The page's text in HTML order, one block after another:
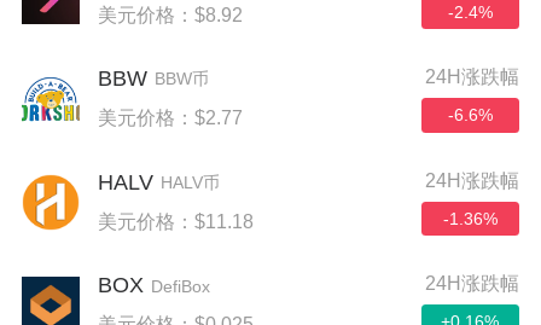
美元价格：$8.92 -2.4%
BBW BBW币
美元价格：$2.77
24H涨跌幅
-6.6%
HALV HALV币
美元价格：$11.18
24H涨跌幅
-1.36%
BOX DefiBox 24H涨跌幅